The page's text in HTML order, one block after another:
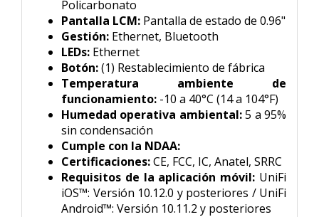
Policarbonato
Pantalla LCM: Pantalla de estado de 0.96"
Gestión: Ethernet, Bluetooth
LEDs: Ethernet
Botón:(1) Restablecimiento de fábrica
Temperatura ambiente de
funcionamiento: -10 a 40°C (14 a 104°F)
Humedad operativa ambiental:5 a 95%
sin condensación
Cumple con la NDAA:
Certificaciones:CE, FCC, IC, Anatel, SRRC
Requisitos de la aplicación móvil: UniFi
iOS™: Versión 10.12.0 y posteriores / UniFi
Android™: Versión 10.11.2 y posteriores